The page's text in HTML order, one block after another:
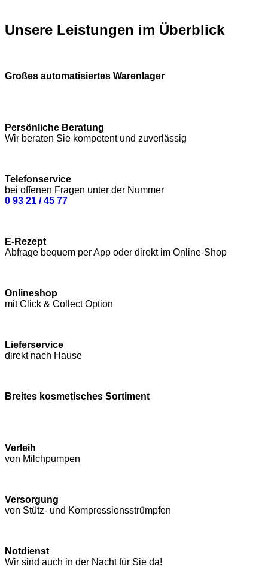
Unsere Leistungen im Überblick
Großes automatisiertes Warenlager
Persönliche Beratung
Wir beraten Sie kompetent und zuverlässig
Telefonservice
bei offenen Fragen unter der Nummer
0 93 21 / 45 77
E-Rezept
Abfrage bequem per App oder direkt im Online-Shop
Onlineshop
mit Click & Collect Option
Lieferservice
direkt nach Hause
Breites kosmetisches Sortiment
Verleih
von Milchpumpen
Versorgung
von Stütz- und Kompressions­strümpfen
Notdienst
Wir sind auch in der Nacht für Sie da!